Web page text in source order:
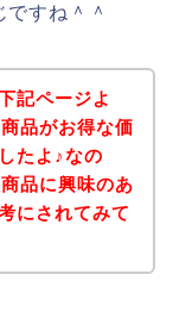
すね＾＾
記ページよ
品がお得な価
たよ♪なの
品に興味のあ
にされてみて